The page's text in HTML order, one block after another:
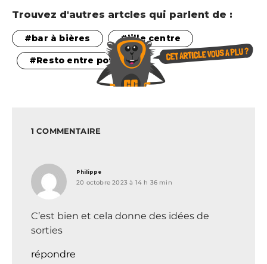
Trouvez d'autres artcles qui parlent de :
bar à bières lille centre
Resto entre pote
1 COMMENTAIRE
Philippe
20 octobre 2023 à 14 h 36 min
C’est bien et cela donne des idées de
sorties
répondre